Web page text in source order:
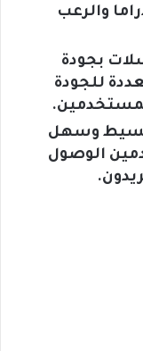
والرعب
بجودة
للجودة
بسيط وسهل
الوصول